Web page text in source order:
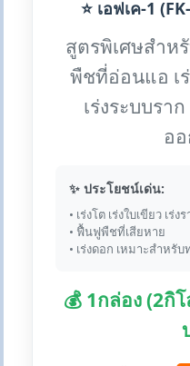
⭐ เอฟเค-1
สูตรพิเศษสำห
พืชที่อ่อนแอ เ
เร่งระบบรา
อ
✨ ประโยชน์เด่น:
• เร่งโต เร่งใบเขียว เร่ง
• ฟื้นฟูพืชที่เสียหาย
• เร่งดอก เหมาะสำหรั
💰 1กล่อง (2กิ